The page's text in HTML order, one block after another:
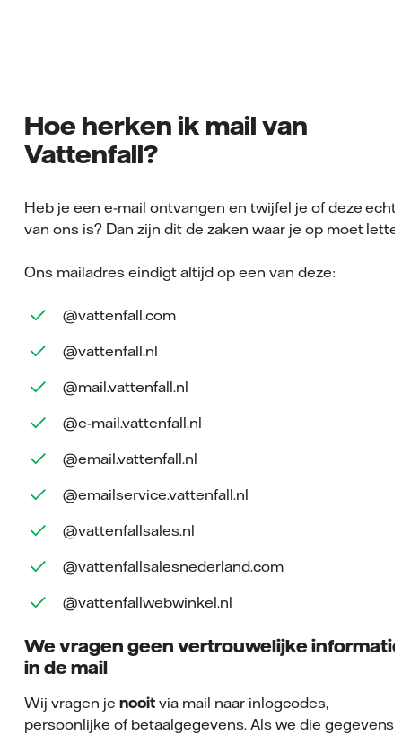
Hoe herken ik mail van
Vattenfall?
Heb je een e-mail ontvangen en twijfel je of deze echt
van ons is? Dan zijn dit de zaken waar je op moet
Ons mailadres eindigt altijd op een van deze:
@vattenfall.com
@vattenfall.nl
@mail.vattenfall.nl
@e-mail.vattenfall.nl
@email.vattenfall.nl
@emailservice.vattenfall.nl
@vattenfallsales.nl
@vattenfallsalesnederland.com
@vattenfallwebwinkel.nl
We vragen geen vertrouwelijke
in de mail
Wij vragen je nooitvia mail naar inlogcodes,
persoonlijke of betaalgegevens. Als we die gegevens